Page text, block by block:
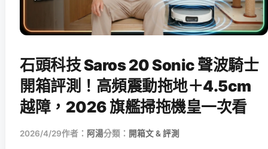
石頭科技 Saros 20 Sonic 聲波騎士
開箱評測！高頻震動拖地＋4.5cm
越障，2026 旗艦掃拖機皇一次看
2026/4/29作者： 阿湯分類： 開箱文 & 評測